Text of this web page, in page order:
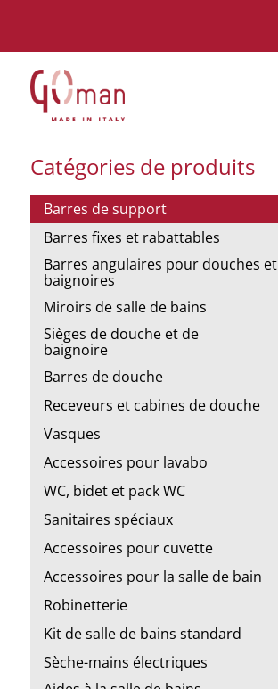
Catégories de produits
Barres de support
Barres fixes et rabattables
Barres angulaires pour douches et
baignoires
Miroirs de salle de bains
Sièges de douche et de
baignoire
Barres de douche
Receveurs et cabines de douche
Vasques
Accessoires pour lavabo
WC, bidet et pack WC
Sanitaires spéciaux
Accessoires pour cuvette
Accessoires pour la salle de bain
Robinetterie
Kit de salle de bains standard
Sèche-mains électriques